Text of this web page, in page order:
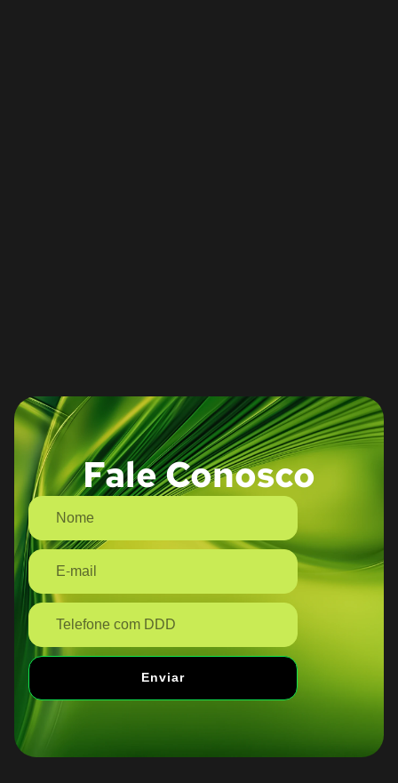
Fale Conosco
Enviar